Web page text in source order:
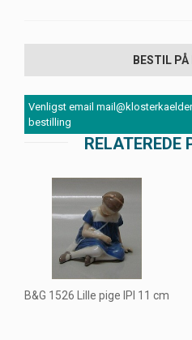
BESTIL
Venligst email
bestilling
RELATEREDE
B&G 1526 Lille pige IPI 11 cm